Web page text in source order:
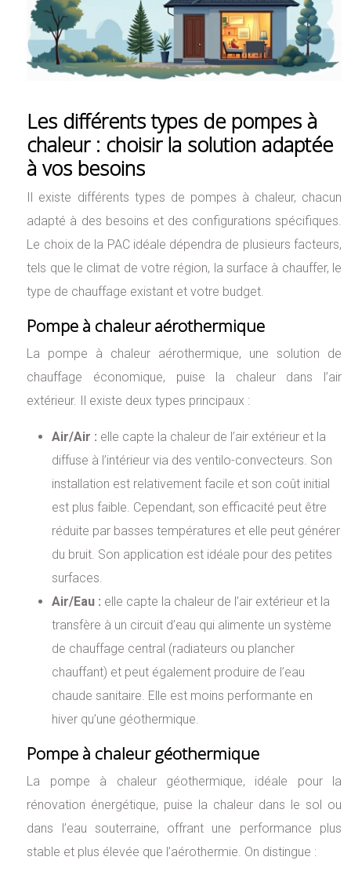
Les différents types de pompes à
chaleur : choisir la solution adaptée
à vos besoins
Il existe différents types de pompes à chaleur, chacun
adapté à des besoins et des configurations spécifiques.
Le choix de la PAC idéale dépendra de plusieurs facteurs,
tels que le climat de votre région, la surface à chauffer, le
type de chauffage existant et votre budget.
Pompe à chaleur aérothermique
La pompe à chaleur aérothermique, une solution de
chauffage économique, puise la chaleur dans l’air
extérieur. Il existe deux types principaux :
Air/Air : elle capte la chaleur de l’air extérieur et la
diffuse à l’intérieur via des ventilo-convecteurs. Son
installation est relativement facile et son coût initial
est plus faible. Cependant, son efficacité peut être
réduite par basses températures et elle peut générer
du bruit. Son application est idéale pour des petites
surfaces.
Air/Eau : elle capte la chaleur de l’air extérieur et la
transfère à un circuit d’eau qui alimente un système
de chauffage central (radiateurs ou plancher
chauffant) et peut également produire de l’eau
chaude sanitaire. Elle est moins performante en
hiver qu’une géothermique.
Pompe à chaleur géothermique
La pompe à chaleur géothermique, idéale pour la
rénovation énergétique, puise la chaleur dans le sol ou
dans l’eau souterraine, offrant une performance plus
stable et plus élevée que l’aérothermie. On distingue :